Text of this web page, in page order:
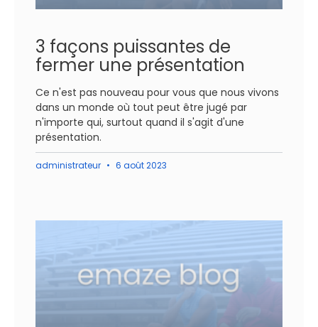
3 façons puissantes de
fermer une présentation
Ce n'est pas nouveau pour vous que nous vivons
dans un monde où tout peut être jugé par
n'importe qui, surtout quand il s'agit d'une
présentation.
administrateur 6 août 2023